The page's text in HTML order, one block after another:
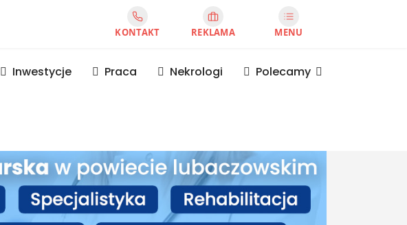
KONTAKT REKLAMA MENU
Inwestycje Praca Nekrologi Polecamy